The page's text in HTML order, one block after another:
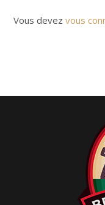
i
o
Vous devez vous